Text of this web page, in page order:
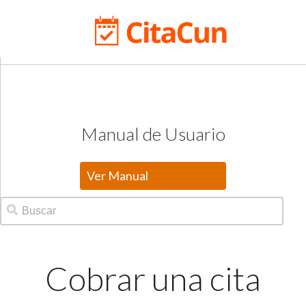
Manual de Usuario
Ver Manual
Cobrar una cita